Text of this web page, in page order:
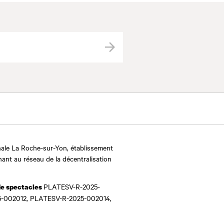
Valider
La Roche-sur-Yon, établissement
au réseau de la décentralisation
spectacles PLATESV-R-2025-
PLATESV-R-2025-002014,